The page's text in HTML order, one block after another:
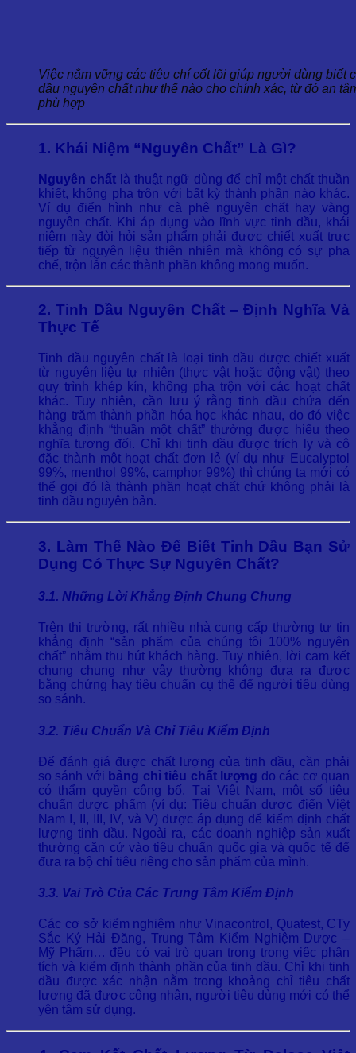
Việc nắm vững các tiêu chí cốt lõi giúp người dùng biết
dầu nguyên chất như thế nào cho chính xác, từ đó an
phù hợp
1. Khái Niệm “Nguyên Chất” Là Gì?
Nguyên chất là thuật ngữ dùng để chỉ một chất thuần
khiết, không pha trộn với bất kỳ thành phần nào khác.
Ví dụ điển hình như cà phê nguyên chất hay vàng
nguyên chất. Khi áp dụng vào lĩnh vực tinh dầu, khái
niệm này đòi hỏi sản phẩm phải được chiết xuất trực
tiếp từ nguyên liệu thiên nhiên mà không có sự pha
chế, trộn lẫn các thành phần không mong muốn.
2. Tinh Dầu Nguyên Chất – Định Nghĩa Và
Thực Tế
Tinh dầu nguyên chất là loại tinh dầu được chiết xuất
từ nguyên liệu tự nhiên (thực vật hoặc động vật) theo
quy trình khép kín, không pha trộn với các hoạt chất
khác. Tuy nhiên, cần lưu ý rằng tinh dầu chứa đến
hàng trăm thành phần hóa học khác nhau, do đó việc
khẳng định “thuần một chất” thường được hiểu theo
nghĩa tương đối. Chỉ khi tinh dầu được trích ly và cô
đặc thành một hoạt chất đơn lẻ (ví dụ như Eucalyptol
99%, menthol 99%, camphor 99%) thì chúng ta mới có
thể gọi đó là thành phần hoạt chất chứ không phải là
tinh dầu nguyên bản.
3. Làm Thế Nào Để Biết Tinh Dầu Bạn Sử
Dụng Có Thực Sự Nguyên Chất?
3.1. Những Lời Khẳng Định Chung Chung
Trên thị trường, rất nhiều nhà cung cấp thường tự tin
khẳng định “sản phẩm của chúng tôi 100% nguyên
chất” nhằm thu hút khách hàng. Tuy nhiên, lời cam kết
chung chung như vậy thường không đưa ra được
bằng chứng hay tiêu chuẩn cụ thể để người tiêu dùng
so sánh.
3.2. Tiêu Chuẩn Và Chỉ Tiêu Kiểm Định
Để đánh giá được chất lượng của tinh dầu, cần phải
so sánh với bảng chỉ tiêu chất lượng do các cơ quan
có thẩm quyền công bố. Tại Việt Nam, một số tiêu
chuẩn dược phẩm (ví dụ: Tiêu chuẩn dược điển Việt
Nam I, II, III, IV, và V) được áp dụng để kiểm định chất
lượng tinh dầu. Ngoài ra, các doanh nghiệp sản xuất
thường căn cứ vào tiêu chuẩn quốc gia và quốc tế để
đưa ra bộ chỉ tiêu riêng cho sản phẩm của mình.
3.3. Vai Trò Của Các Trung Tâm Kiểm Định
Các cơ sở kiểm nghiệm như Vinacontrol, Quatest, CTy
Sắc Ký Hải Đăng, Trung Tâm Kiểm Nghiệm Dược –
Mỹ Phẩm… đều có vai trò quan trọng trong việc phân
tích và kiểm định thành phần của tinh dầu. Chỉ khi tinh
dầu được xác nhận nằm trong khoảng chỉ tiêu chất
lượng đã được công nhận, người tiêu dùng mới có thể
yên tâm sử dụng.